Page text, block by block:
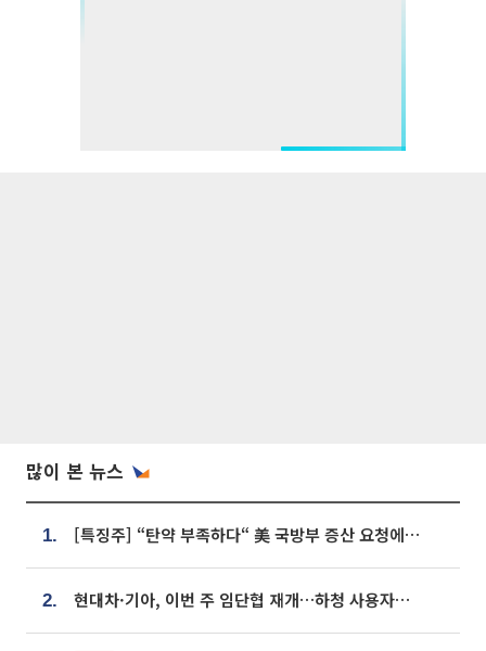
많이 본 뉴스
1. [특징주] “탄약 부족하다“ 美 국방부 증산 요청에⋯국내 방산주 급등세
2. 현대차·기아, 이번 주 임단협 재개…하청 사용자성 재심도 ‘변수’